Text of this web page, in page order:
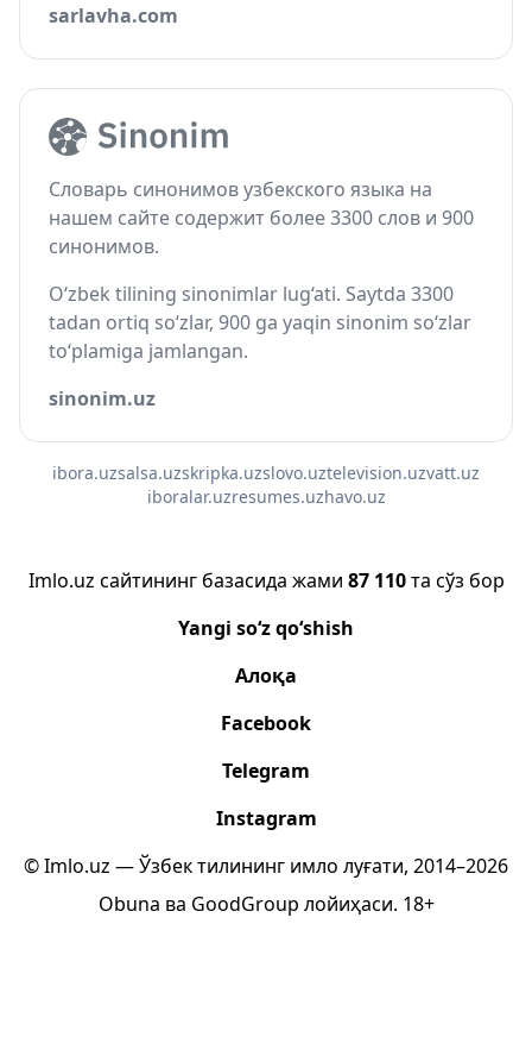
sarlavha.com
Словарь синонимов узбекского языка на
нашем сайте содержит более 3300 слов и 900
синонимов.
O‘zbek tilining sinonimlar lug‘ati. Saytda 3300
tadan ortiq so‘zlar, 900 ga yaqin sinonim so‘zlar
to‘plamiga jamlangan.
sinonim.uz
ibora.uzsalsa.uzskripka.uzslovo.uztelevision.uzvatt.uz
iboralar.uzresumes.uzhavo.uz
Imlo.uz сайтининг базасида жами 87 110та сўз бор
Yangi so‘z qo‘shish
Алоқа
Facebook
Telegram
Instagram
© Imlo.uz — Ўзбек тилининг имло луғати, 2014–2026
Obuna ва GoodGroup лойиҳаси. 18+